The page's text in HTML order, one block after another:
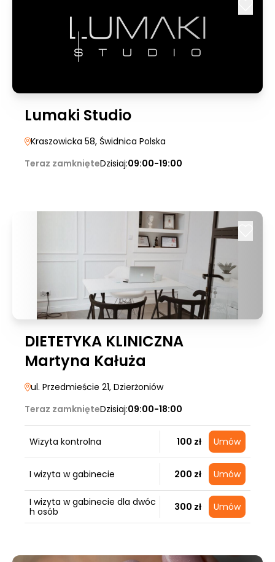
Lumaki Studio
Kraszowicka 58, Świdnica Polska
Teraz zamknięteDzisiaj:09:00-19:00
DIETETYKA KLINICZNA
Martyna Kałuża
ul. Przedmieście 21, Dzierżoniów
Teraz zamknięteDzisiaj:09:00-18:00
Wizyta kontrolna 100 zł Umów
I wizyta w gabinecie 200 zł Umów
I wizyta w gabinecie dla dwóc
h osób
300 zł Umów